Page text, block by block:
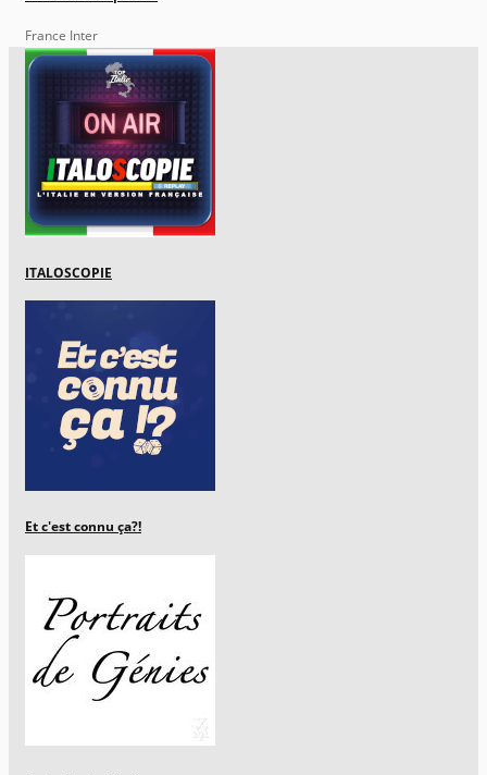
France Inter
ITALOSCOPIE
Et c'est connu ça?!